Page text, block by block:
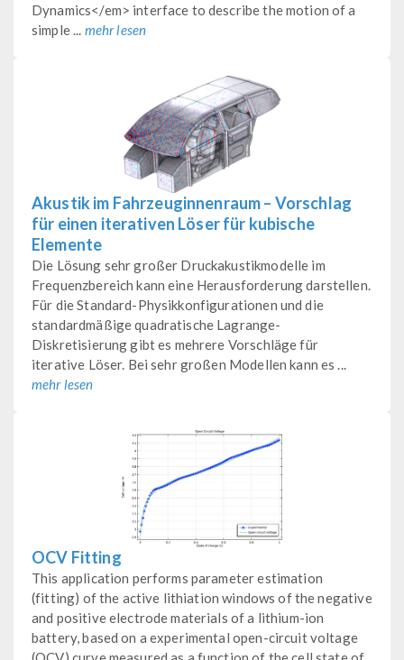
Dynamics</em> interface to describe the motion of a
simple ... mehr lesen
Akustik im Fahrzeuginnenraum – Vorschlag
für einen iterativen Löser für kubische
Elemente
Die Lösung sehr großer Druckakustikmodelle im
Frequenzbereich kann eine Herausforderung darstellen.
Für die Standard-Physikkonfigurationen und die
standardmäßige quadratische Lagrange-
Diskretisierung gibt es mehrere Vorschläge für
iterative Löser. Bei sehr großen Modellen kann es ...
mehr lesen
OCV Fitting
This application performs parameter estimation
(fitting) of the active lithiation windows of the negative
and positive electrode materials of a lithium-ion
battery, based on a experimental open-circuit voltage